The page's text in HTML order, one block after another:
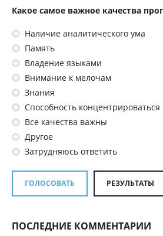
Какое самое важное качества
Наличие аналитического ума
Память
Владение языками
Внимание к мелочам
Знания
Способность концентрироваться
Все качества важны
Другое
Затрудняюсь ответить
ГОЛОСОВАТЬ РЕЗУЛЬТАТЫ
ПОСЛЕДНИЕ КОММЕНТАРИИ